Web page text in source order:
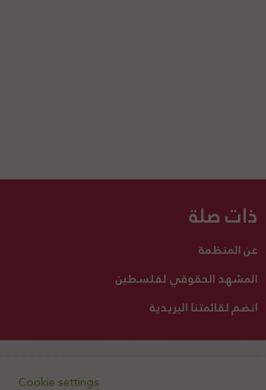
ذات صلة
عن المنظمة
المشهد الحقوقي لفلسطين
انضم لقائمتنا البريدية
اتصل بنا تبرع لنا
Cookie settings